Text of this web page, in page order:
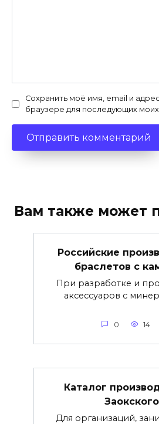
Сохранить моё имя, email и
браузере для последующих
Вам также может
Российские
браслетов с
При разработке и
аксессуаров с
0 14
Каталог
Заокского
Для организаций,